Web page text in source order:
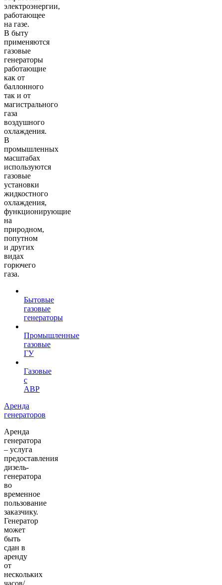
электроэнергии,
работающее
на газе.
В быту
применяются
газовые
генераторы
работающие
как от
баллонного
так и от
магистрального
газа
воздушного
охлаждения.
В
промышленных
масштабах
используются
газовые
установки
жидкостного
охлаждения,
функционирующие
на
природном,
попутном
и других
видах
горючего
газа.
Бытовые
газовые
генераторы
Промышленные
газовые
ГУ
Газовые
с
АВР
Аренда
генераторов
Аренда
генератора
– услуга
предоставления
дизель-
генератора
во
временное
пользование
заказчику.
Генератор
может
быть
сдан в
аренду
от
нескольких
часов/